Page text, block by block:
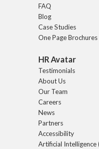
FAQ
Blog
Case Studies
One Page Brochures
HR Avatar
Testimonials
About Us
Our Team
Careers
News
Partners
Accessibility
Artificial Intelligence